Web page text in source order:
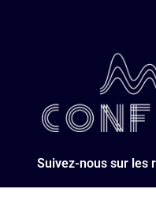
Suivez-nous sur les